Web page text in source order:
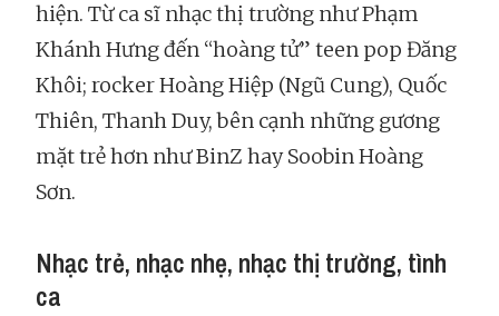
hiện. Từ ca sĩ nhạc thị trường như Phạm
Khánh Hưng đến “hoàng tử” teen pop Đăng
Khôi; rocker Hoàng Hiệp (Ngũ Cung), Quốc
Thiên, Thanh Duy, bên cạnh những gương
mặt trẻ hơn như BinZ hay Soobin Hoàng
Sơn.
Nhạc trẻ, nhạc nhẹ, nhạc thị trường, tình
ca